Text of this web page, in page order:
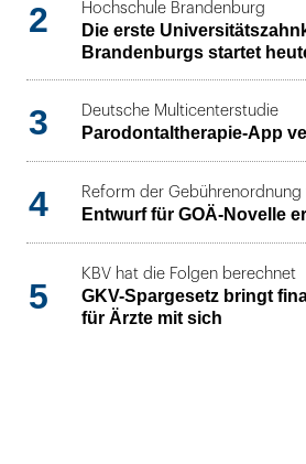
2 Hochschule Brandenburg
Die erste
Brandenburgs startet
3 Deutsche Multicenterstudie
Parodontaltherapie-App
4 Reform der Gebührenordnung
Entwurf für GOÄ-Novelle
5
KBV hat die Folgen berechnet
GKV-Spargesetz bringt
für Ärzte mit sich